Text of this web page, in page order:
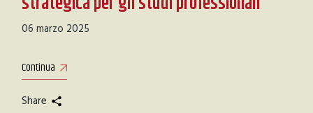
06 marzo 2025
Continua
Share